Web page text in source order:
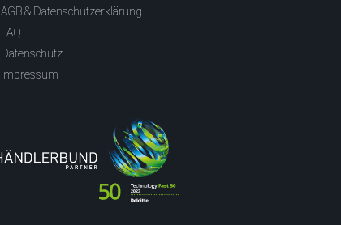
AGB & Datenschutzerklärung
FAQ
Datenschutz
Impressum